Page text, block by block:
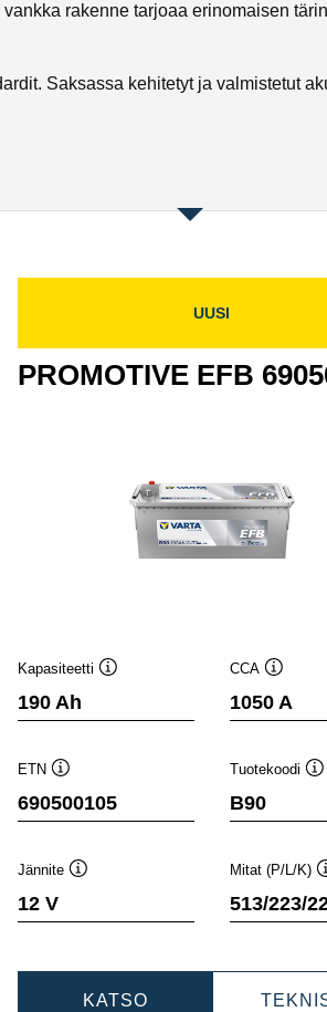
rakenne tarjoaa erinomaisen
Saksassa kehitetyt ja valmistetut
UUSI
PROMOTIVE EFB
Kapasiteetti
190 Ah
CCA
1050 A
ETN
690500105
Tuotekoodi
B90
Jännite
12 V
Mitat (P/L/K)
513/223/
KATSO